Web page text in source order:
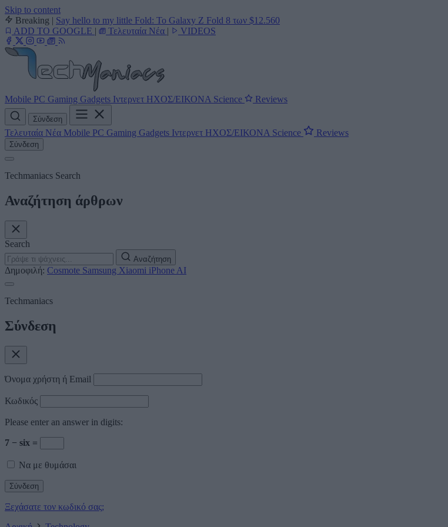
Skip to content
Breaking | Say hello to my little Fold: Το Galaxy Z Fold 8 των $12.560
ADD TO GOOGLE | Τελευταία Νέα | VIDEOS
Mobile PC Gaming Gadgets Ιντερνετ ΗΧΟΣ/ΕΙΚΟΝΑ Science Reviews
Σύνδεση
Τελευταία Νέα Mobile PC Gaming Gadgets Ιντερνετ ΗΧΟΣ/ΕΙΚΟΝΑ Science Reviews
Σύνδεση
Techmaniacs Search
Αναζήτηση άρθρων
Search
Αναζήτηση
Δημοφιλή: Cosmote Samsung Xiaomi iPhone AI
Techmaniacs
Σύνδεση
Όνομα χρήστη ή Email
Κωδικός
Please enter an answer in digits:
7 − six =
Να με θυμάσαι
Ξεχάσατε τον κωδικό σας;